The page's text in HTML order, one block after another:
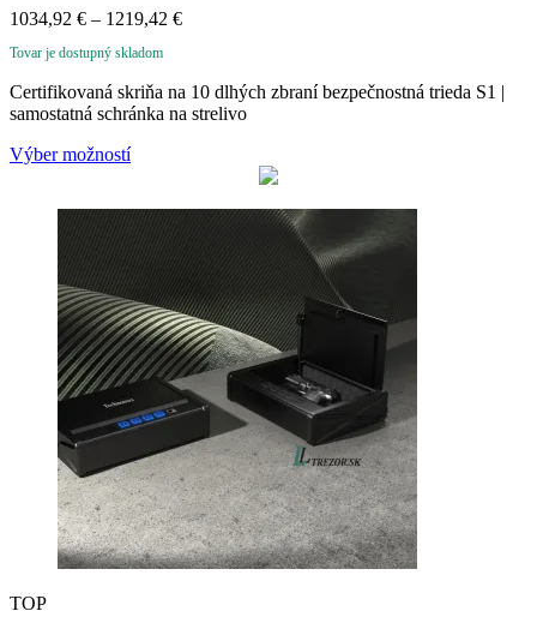
1034,92 € – 1219,42 €Price
through
1219,42 €
Tovar je dostupný skladom
Certifikovaná skriňa na 10 dlhých zbraní bezpečnostná trieda S1 |
samostatná schránka na strelivo
Výber možností
TOP